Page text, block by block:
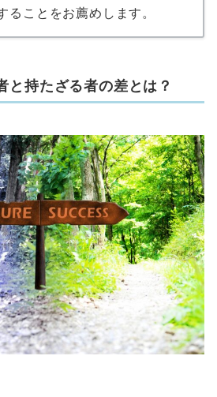
ることをお薦めします。
と持たざる者の差とは？